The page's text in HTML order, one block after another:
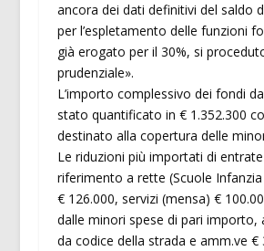
ancora dei dati definitivi del saldo
per l’espletamento delle funzioni
già erogato per il 30%, si
prudenziale».
L’importo complessivo dei fondi
stato quantificato in € 1.352.300
destinato alla copertura delle
Le riduzioni più importati di
riferimento a rette (Scuole
€ 126.000, servizi (mensa) €
dalle minori spese di pari importo,
da codice della strada e amm.ve €